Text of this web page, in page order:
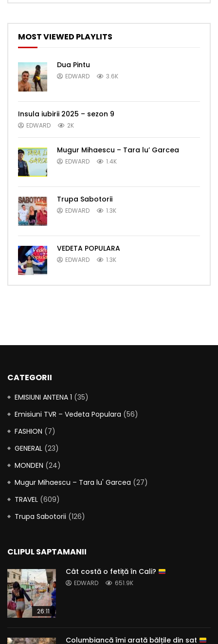
MOST VIEWED PLAYLITS
Dua Pintu
EDWARD 3.6K
Insula iubirii 2025 – sezon 9
EDWARD 2K
Mugur Mihaescu – Tara lu’ Garcea
EDWARD 1.4K
Trupa Sabotorii
EDWARD 1.3K
VEDETA POPULARA
EDWARD 1.3K
CATEGORII
EMISIUNI ANTENA 1 (35)
Emisiuni TVR – Vedeta Populara (56)
FASHION (7)
GENERAL (23)
MONDEN (24)
Mugur Mihaescu – Tara lu' Garcea (27)
TRAVEL (609)
Trupa Sabotorii (126)
CLIPUL SAPTAMANII
26:11
Cât costă o fetiță în Cali?
EDWARD 651.9K
Columbiancă îmi arată bălțile din sat